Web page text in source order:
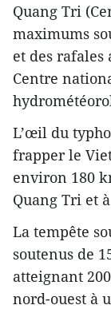
Quang Tri
maximums
et des
Centre
L’œil du
frapper le
environ 180
Quang Tri et
La tempête
soutenus de
atteignant
nord-ouest à